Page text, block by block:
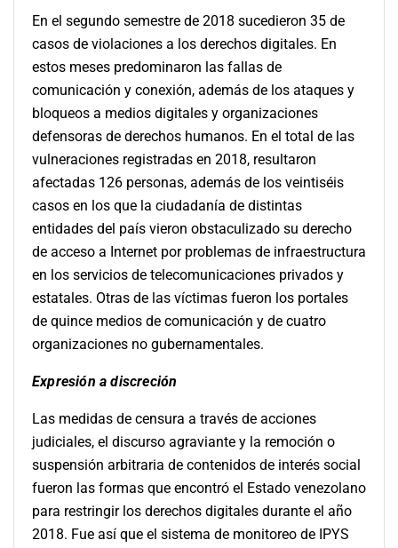
En el segundo semestre de 2018 sucedieron 35 de
casos de violaciones a los derechos digitales. En
estos meses predominaron las fallas de
comunicación y conexión, además de los ataques y
bloqueos a medios digitales y organizaciones
defensoras de derechos humanos. En el total de las
vulneraciones registradas en 2018, resultaron
afectadas 126 personas, además de los veintiséis
casos en los que la ciudadanía de distintas
entidades del país vieron obstaculizado su derecho
de acceso a Internet por problemas de infraestructura
en los servicios de telecomunicaciones privados y
estatales. Otras de las víctimas fueron los portales
de quince medios de comunicación y de cuatro
organizaciones no gubernamentales.
Expresión a discreción
Las medidas de censura a través de acciones
judiciales, el discurso agraviante y la remoción o
suspensión arbitraria de contenidos de interés social
fueron las formas que encontró el Estado venezolano
para restringir los derechos digitales durante el año
2018. Fue así que el sistema de monitoreo de IPYS